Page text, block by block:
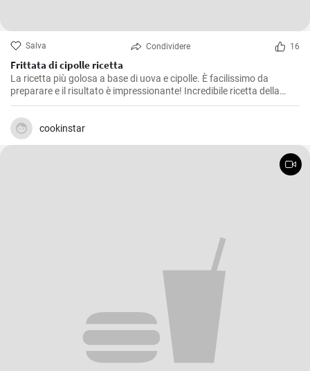
Salva Condividere 16
Frittata di cipolle ricetta
La ricetta più golosa a base di uova e cipolle. È facilissimo da
preparare e il risultato è impressionante! Incredibile ricetta della
frittata che tutti dovrebbero provare. Nuova ricetta per la colazione
in 10 minuti!
cookinstar